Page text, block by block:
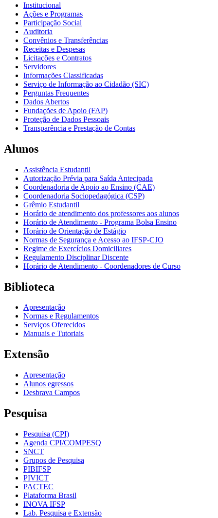
Institucional
Ações e Programas
Participação Social
Auditoria
Convênios e Transferências
Receitas e Despesas
Licitações e Contratos
Servidores
Informações Classificadas
Serviço de Informação ao Cidadão (SIC)
Perguntas Frequentes
Dados Abertos
Fundações de Apoio (FAP)
Proteção de Dados Pessoais
Transparência e Prestação de Contas
Alunos
Assistência Estudantil
Autorização Prévia para Saída Antecipada
Coordenadoria de Apoio ao Ensino (CAE)
Coordenadoria Sociopedagógica (CSP)
Grêmio Estudantil
Horário de atendimento dos professores aos alunos
Horário de Atendimento - Programa Bolsa Ensino
Horário de Orientação de Estágio
Normas de Segurança e Acesso ao IFSP-CJO
Regime de Exercícios Domiciliares
Regulamento Disciplinar Discente
Horário de Atendimento - Coordenadores de Curso
Biblioteca
Apresentação
Normas e Regulamentos
Serviços Oferecidos
Manuais e Tutoriais
Extensão
Apresentação
Alunos egressos
Desbrava Campos
Pesquisa
Pesquisa (CPI)
Agenda CPI/COMPESQ
SNCT
Grupos de Pesquisa
PIBIFSP
PIVICT
PACTEC
Plataforma Brasil
INOVA IFSP
Lab. Pesquisa e Extensão